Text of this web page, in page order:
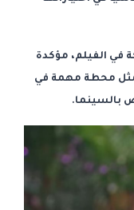
في الفيلم، مؤكدة
محطة مهمة في
بالسينما.